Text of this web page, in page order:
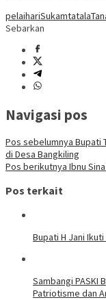
pelaihariSukamtatala
Sebarkan
Navigasi pos
Pos sebelumnya Bupati
di Desa Bangkiling
Pos berikutnya Ibnu
Pos terkait
Bupati H Jani
Sambangi PASKI
Patriotisme dan